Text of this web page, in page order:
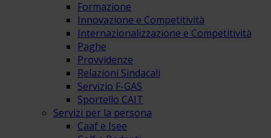
Formazione
Innovazione e Competitività
Internazionalizzazione e Competitività
Paghe
Provvidenze
Relazioni Sindacali
Servizio F-GAS
Sportello CAIT
Servizi per la persona
Caaf e Isee